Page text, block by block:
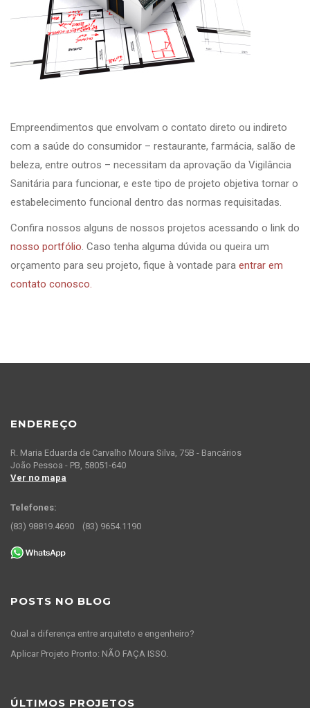
Empreendimentos que envolvam o contato direto ou indireto
com a saúde do consumidor – restaurante, farmácia, salão de
beleza, entre outros – necessitam da aprovação da Vigilância
Sanitária para funcionar, e este tipo de projeto objetiva tornar o
estabelecimento funcional dentro das normas requisitadas.
Confira nossos alguns de nossos projetos acessando o link do
nosso portfólio. Caso tenha alguma dúvida ou queira um
orçamento para seu projeto, fique à vontade para entrar em
contato conosco.
ENDEREÇO
R. Maria Eduarda de Carvalho Moura Silva, 75B - Bancários
João Pessoa - PB, 58051-640
Ver no mapa
Telefones:
(83) 98819.4690
(83) 9654.1190
POSTS NO BLOG
Qual a diferença entre arquiteto e engenheiro?
Aplicar Projeto Pronto: NÃO FAÇA ISSO.
ÚLTIMOS PROJETOS